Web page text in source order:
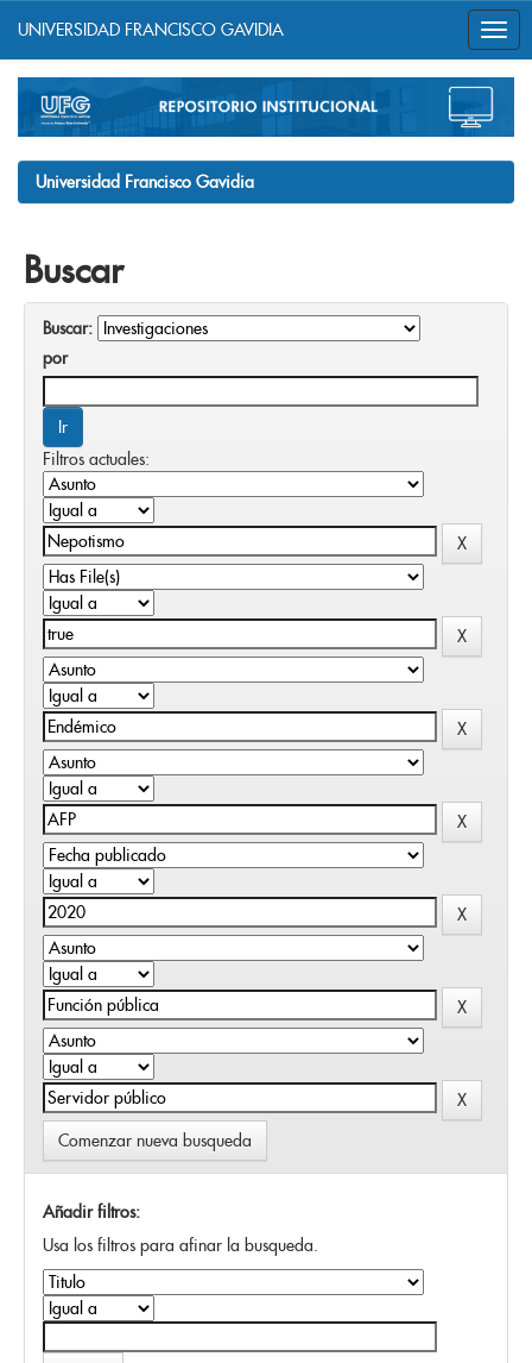
navigation
UNIVERSIDAD FRANCISCO GAVIDIA
Universidad Francisco Gavidia
Buscar
Buscar:
por
Filtros actuales:
Comenzar nueva busqueda
Añadir filtros:
Usa los filtros para afinar la busqueda.